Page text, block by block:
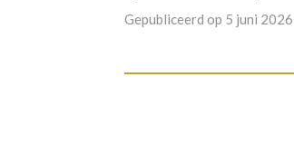
Gepubliceerd op 5 juni